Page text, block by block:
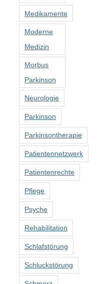
Medikamente
Moderne
Medizin
Morbus
Parkinson
Neurologie
Parkinson
Parkinsontherapie
Patientennetzwerk
Patientenrechte
Pflege
Psyche
Rehabilitation
Schlafstörung
Schluckstörung